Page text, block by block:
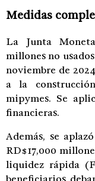
Medidas
La Junta
millones no
noviembre de
a la
mipymes. Se
financieras.
Además, se
RD$17,000
liquidez rápida